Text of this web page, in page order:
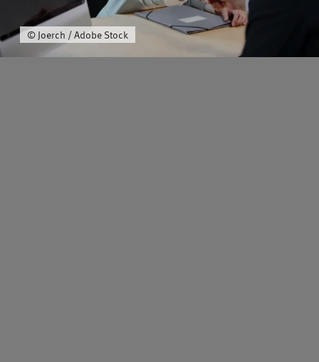
© Joerch / Adobe Stock